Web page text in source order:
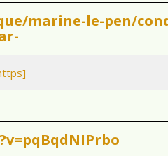
marine-le-pen/